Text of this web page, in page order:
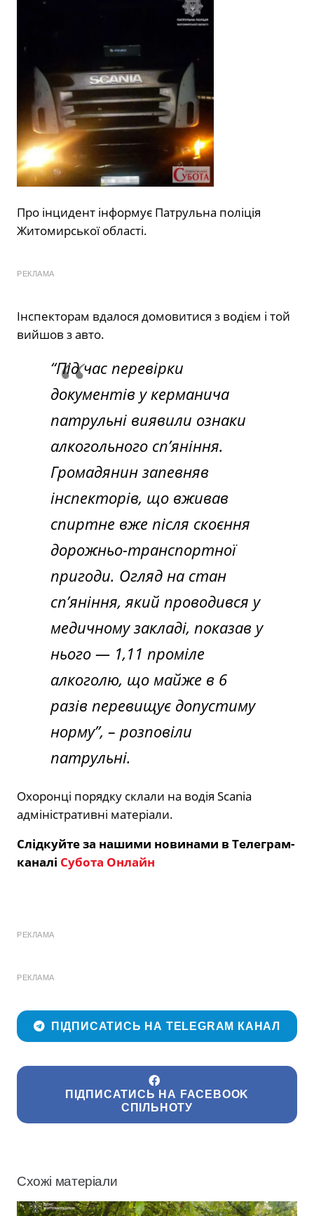
Про інцидент інформує Патрульна поліція
Житомирської області.
РЕКЛАМА
Інспекторам вдалося домовитися з водієм і той
вийшов з авто.
“Під час перевірки
документів у керманича
патрульні виявили ознаки
алкогольного сп’яніння.
Громадянин запевняв
інспекторів, що вживав
спиртне вже після скоєння
дорожньо-транспортної
пригоди. Огляд на стан
сп’яніння, який проводився у
медичному закладі, показав у
нього — 1,11 проміле
алкоголю, що майже в 6
разів перевищує допустиму
норму”, – розповіли
патрульні.
Охоронці порядку склали на водія Scania
адміністративні матеріали.
Слідкуйте за нашими новинами в Телеграм-
каналі Субота Онлайн
РЕКЛАМА
РЕКЛАМА
ПІДПИСАТИСЬ НА TELEGRAM КАНАЛ
ПІДПИСАТИСЬ НА FACEBOOK
СПІЛЬНОТУ
Схожі матеріали